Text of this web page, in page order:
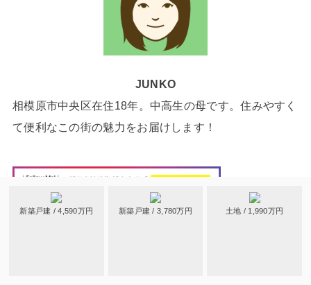
新築戸建 / 4,590万円 新築戸建 / 3,780万円 土地 / 1,990万円
JUNKO
相模原市中央区在住18年。中高生の母です。住みやすく
て便利なこの街の魅力をお届けします！